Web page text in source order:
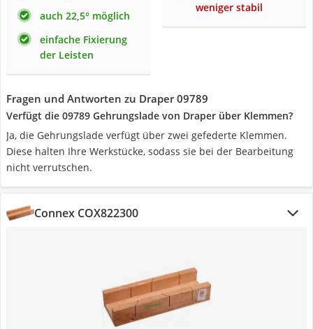
auch 22,5° möglich
einfache Fixierung
der Leisten
weniger stabil
Fragen und Antworten zu Draper 09789
Verfügt die 09789 Gehrungslade von Draper über Klemmen?
Ja, die Gehrungslade verfügt über zwei gefederte Klemmen.
Diese halten Ihre Werkstücke, sodass sie bei der Bearbeitung
nicht verrutschen.
Connex COX822300